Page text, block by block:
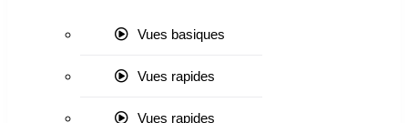
Vues basiques
Vues rapides
Vues rapides